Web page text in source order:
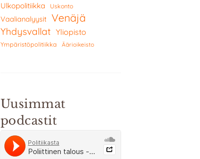
Ulkopolitiikka Uskonto
Vaalianalyysit Venäjä
Yhdysvallat Yliopisto
Ympäristöpolitiikka Äärioikeisto
Uusimmat
podcastit